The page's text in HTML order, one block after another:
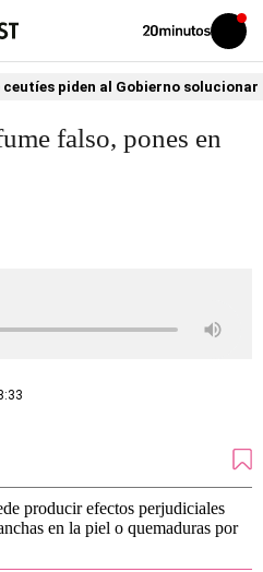
Volver
Iniciar
sesión
ceutíes piden al Gobierno
falso, pones en
producir efectos perjudiciales
en la piel o quemaduras por